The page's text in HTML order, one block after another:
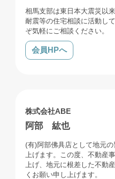
相馬支部は東日本大震災以
耐震等の住宅相談に活動し
ぞ気軽にご相談ください。
会員HPへ
売買 賃貸
株式会社ABE
阿部 紘也
(有)阿部佛具店として地元
上げます。この度、不動産
上げ、地元に根差した不動
くお願い申し上げます。